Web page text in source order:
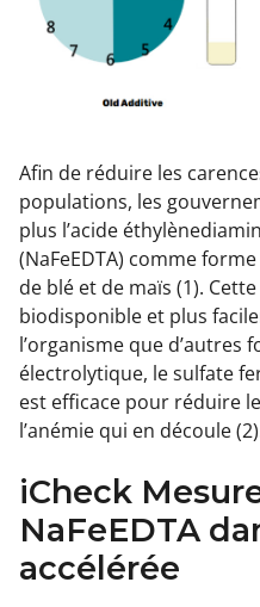
Afin de réduire les
populations, les
plus l’acide
(NaFeEDTA) comme
de blé et de maïs (1).
biodisponible et plus
l’organisme que d’autres
électrolytique, le sulfate
est efficace pour réduire
l’anémie qui en découle
iCheck
NaFeEDTA
accélérée